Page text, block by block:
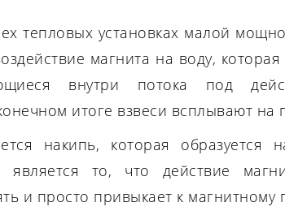
тепловых установках малой
магнита на воду,
внутри потока под
итоге взвеси всплывают на
накипь, которая образуется
является то, что действие
и просто привыкает к магнитному